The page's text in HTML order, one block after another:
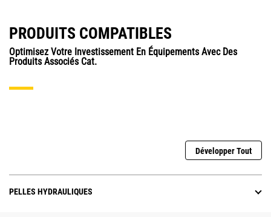
PRODUITS COMPATIBLES
Optimisez Votre Investissement En Équipements Avec Des
Produits Associés Cat.
Développer Tout
PELLES HYDRAULIQUES